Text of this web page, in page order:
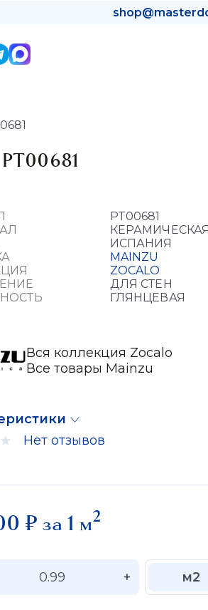
PT00681
ИСПАНИЯ
MAINZU
ZOCALO
ДЛЯ СТЕН
ГЛЯНЦЕВАЯ
Вся коллекция Zocalo
Все товары Mainzu
Нет отзывов
₽ за 1 м2
+ м2